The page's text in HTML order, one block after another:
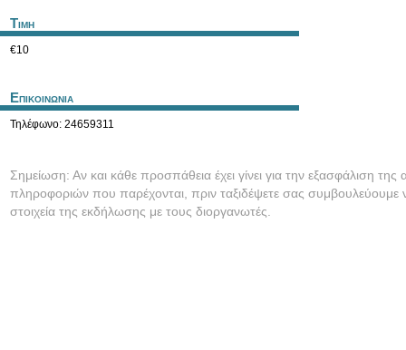
Τιμη
€10
Επικοινωνια
Τηλέφωνο: 24659311
Σημείωση: Αν και κάθε προσπάθεια έχει γίνει για την εξασφάλιση της
πληροφοριών που παρέχονται, πριν ταξιδέψετε σας συμβουλεύουμε
στοιχεία της εκδήλωσης με τους διοργανωτές.